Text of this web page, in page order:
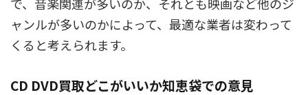
ャンルが多いのかによって、最適な業者は変わって
くると考えられます。
CD DVD買取どこがいいか知恵袋での意見